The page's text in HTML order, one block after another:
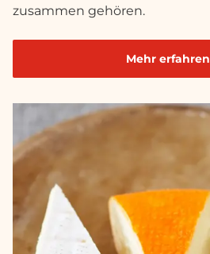
zusammen gehören.
Mehr erfahren